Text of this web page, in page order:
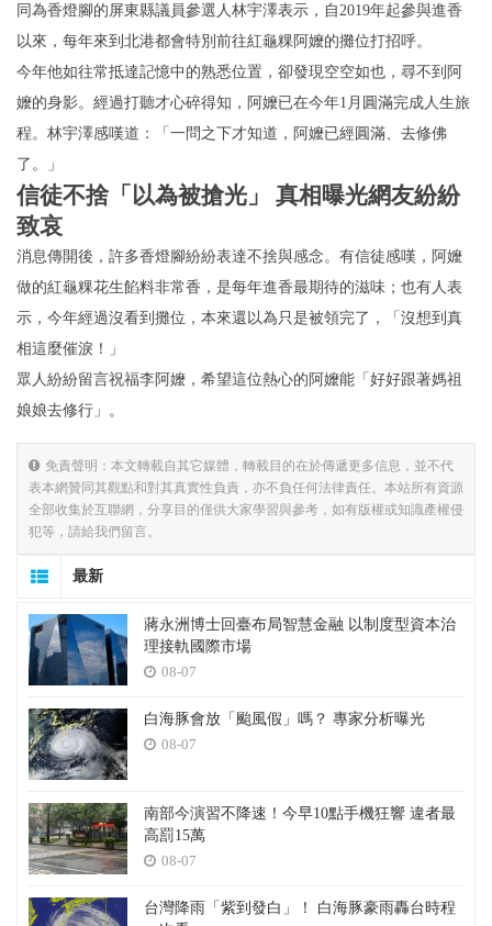
同為香燈腳的屏東縣議員參選人林宇澤表示，自2019年起參與進香
以來，每年來到北港都會特別前往紅龜粿阿嬤的攤位打招呼。
今年他如往常抵達記憶中的熟悉位置，卻發現空空如也，尋不到阿
嬤的身影。經過打聽才心碎得知，阿嬤已在今年1月圓滿完成人生旅
程。林宇澤感嘆道：「一問之下才知道，阿嬤已經圓滿、去修佛
了。」
信徒不捨「以為被搶光」 真相曝光網友紛紛
致哀
消息傳開後，許多香燈腳紛紛表達不捨與感念。有信徒感嘆，阿嬤
做的紅龜粿花生餡料非常香，是每年進香最期待的滋味；也有人表
示，今年經過沒看到攤位，本來還以為只是被領完了，「沒想到真
相這麼催淚！」
眾人紛紛留言祝福李阿嬤，希望這位熱心的阿嬤能「好好跟著媽祖
娘娘去修行」。
免責聲明：本文轉載自其它媒體，轉載目的在於傳遞更多信息，並不代
表本網贊同其觀點和對其真實性負責，亦不負任何法律責任。本站所有資源
全部收集於互聯網，分享目的僅供大家學習與參考，如有版權或知識產權侵
犯等，請給我們留言。
最新
蔣永洲博士回臺布局智慧金融 以制度型資本治
理接軌國際市場
08-07
白海豚會放「颱風假」嗎？ 專家分析曝光
08-07
南部今演習不降速！今早10點手機狂響 違者最
高罰15萬
08-07
台灣降雨「紫到發白」！ 白海豚豪雨轟台時程